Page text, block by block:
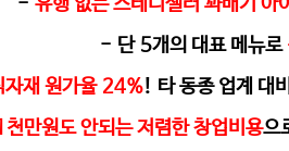
- 단 5개의 대표 메뉴로
자재 원가율 24%! 타 동종 업계 대비
천만원도 안되는 저렴한 창업비용으